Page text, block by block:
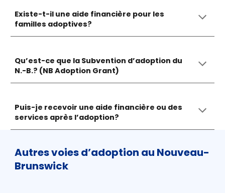
Existe-t-il une aide financière pour les
familles adoptives?
Qu’est-ce que la Subvention d’adoption du
N.-B.? (NB Adoption Grant)
Puis-je recevoir une aide financière ou des
services après l’adoption?
Autres voies d’adoption au Nouveau-
Brunswick